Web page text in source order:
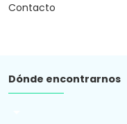
Contacto
Dónde encontrarnos